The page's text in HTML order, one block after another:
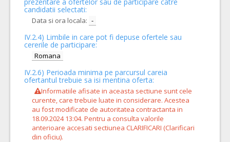
candidatii selectati:
Data si ora locala: -
IV.2.4) Limbile in care pot fi depuse ofertele sau
cererile de participare:
Romana
IV.2.6) Perioada minima pe parcursul careia
ofertantul trebuie sa isi mentina oferta:
Informatiile afisate in aceasta sectiune sunt cele
curente, care trebuie luate in considerare. Acestea
au fost modificate de autoritatea contractanta in
18.09.2024 13:04. Pentru a consulta valorile
anterioare accesati sectiunea CLARIFICARI (Clarificari
din oficiu).